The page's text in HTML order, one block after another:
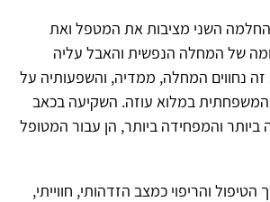
השני מציבות את המטפל ואת
של המחלה הנפשית והאבל עליה
בשלב זה נחווים המחלה, ממדיה, והשפעותיה על
במלוא עוזה. השקיעה בכאב
והמפחידה ביותר, הן עבור המטופל
והריפוי כמצב הזדהותי, חווייתי,